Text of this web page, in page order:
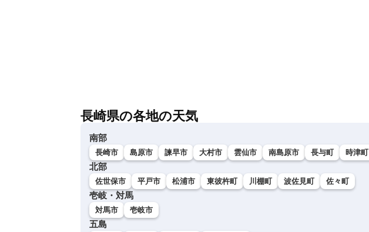
長崎県の各地の天気
南部
長崎市 島原市 諫早市 大村市 雲仙市 南島原市 長与町 時津町
北部
佐世保市 平戸市 松浦市 東彼杵町 川棚町 波佐見町 佐々町
壱岐・対馬
対馬市 壱岐市
五島